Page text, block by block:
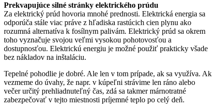
Prekvapujúce silné stránky elektrického prúdu
Za elektrický prúd hovoria mnohé prednosti. Elektrická energia sa
odporúča stále viac práve z hľadiska rastúcich cien plynu ako
rozumná alternatíva k fosílnym palivám. Elektrický prúd sa okrem
toho vyznačuje svojou veľmi vysokou pohotovosťou a
dostupnosťou. Elektrickú energiu je možné použiť prakticky všade
bez nákladov na inštaláciu.
Tepelné pohodlie je dobré. Ale len v tom prípade, ak sa využíva. Ak
vezmeme do úvahy, že napr. v kúpeľni strávime len ráno alebo
večer určitý prehliadnuteľný čas, zdá sa takmer márnotratné
zabezpečovať v tejto miestnosti príjemné teplo po celý deň.